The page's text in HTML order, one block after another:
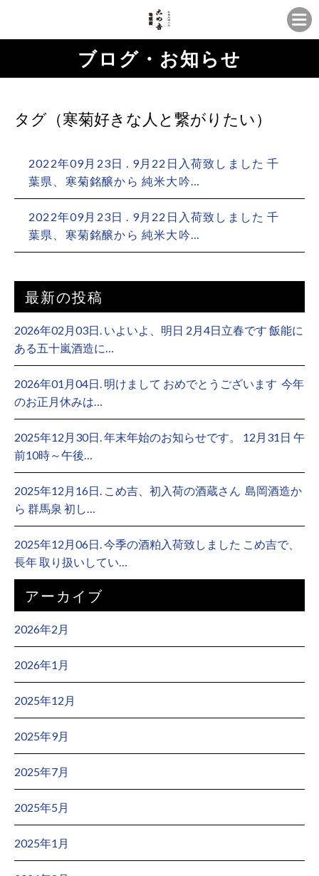
ブログ・お知らせ
タグ（寒菊好きな人と繋がりたい）
2022年09月23日 . 9月22日入荷致しました 千
葉県、寒菊銘醸から 純米大吟…
2022年09月23日 . 9月22日入荷致しました 千
葉県、寒菊銘醸から 純米大吟…
最新の投稿
2026年02月03日. いよいよ、明日 2月4日立春です 飯能に
ある五十嵐酒造に…
2026年01月04日. 明けまして おめでとうございます ⁡ 今年
のお正月休みは…
2025年12月30日. 年末年始のお知らせです。 12月31日 午
前10時～午後…
2025年12月16日. こめ吉、初入荷の酒蔵さん ⁡ 島岡酒造か
ら 群馬泉 初し…
2025年12月06日. 今季の酒粕入荷致しました こめ吉で、
長年 取り扱いしてい…
アーカイブ
2026年2月
2026年1月
2025年12月
2025年9月
2025年7月
2025年5月
2025年1月